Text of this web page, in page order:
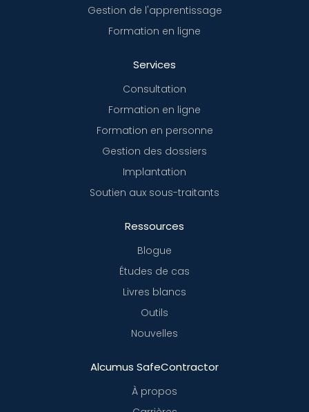
Gestion de l'apprentissage
Formation en ligne
Services
Consultation
Formation en ligne
Formation en personne
Gestion des dossiers
Implantation
Soutien aux sous-traitants
Ressources
Blogue
Études de cas
Livres blancs
Outils
Nouvelles
Alcumus SafeContractor
À propos